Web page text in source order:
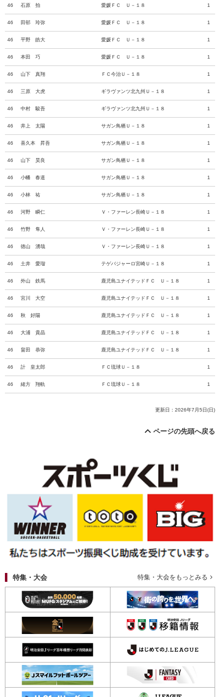
46 石原 拍 愛媛ＦＣ Ｕ－１８ 1
46 田邨 玲弥 愛媛ＦＣ Ｕ－１８ 1
46 平野 皓大 愛媛ＦＣ Ｕ－１８ 1
46 本田 巧 愛媛ＦＣ Ｕ－１８ 1
46 山下 真翔 ＦＣ今治Ｕ－１８ 1
46 三原 大虎 ギラヴァンツ北九州Ｕ－１８ 1
46 中村 駿吾 ギラヴァンツ北九州Ｕ－１８ 1
46 井上 太陽 サガン鳥栖Ｕ－１８ 1
46 喜久本 昇吾 サガン鳥栖Ｕ－１８ 1
46 山下 昊良 サガン鳥栖Ｕ－１８ 1
46 小幡 春道 サガン鳥栖Ｕ－１８ 1
46 小林 祐 サガン鳥栖Ｕ－１８ 1
46 河野 瞬仁 Ｖ・ファーレン長崎Ｕ－１８ 1
46 竹野 隼人 Ｖ・ファーレン長崎Ｕ－１８ 1
46 徳山 湧哉 Ｖ・ファーレン長崎Ｕ－１８ 1
46 土井 愛瑠 テゲバジャーロ宮崎Ｕ－１８ 1
46 外山 鉄馬 鹿児島ユナイテッドＦＣ Ｕ－１８ 1
46 宮川 大空 鹿児島ユナイテッドＦＣ Ｕ－１８ 1
46 秋 好陽 鹿児島ユナイテッドＦＣ Ｕ－１８ 1
46 大浦 貴晶 鹿児島ユナイテッドＦＣ Ｕ－１８ 1
46 畠田 恭弥 鹿児島ユナイテッドＦＣ Ｕ－１８ 1
46 計 皇太郎 ＦＣ琉球Ｕ－１８ 1
46 緒方 翔軌 ＦＣ琉球Ｕ－１８ 1
更新日：2026年7月5日(日)
ページの先頭へ戻る
特集・大会 特集・大会をもっとみる